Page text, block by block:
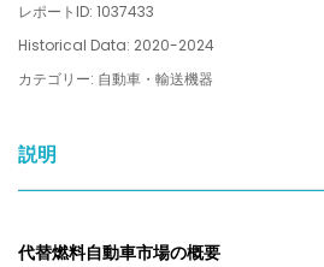
レポートID: 1037433
Historical Data: 2020-2024
カテゴリー: 自動車・輸送機器
説明
代替燃料自動車市場の概要